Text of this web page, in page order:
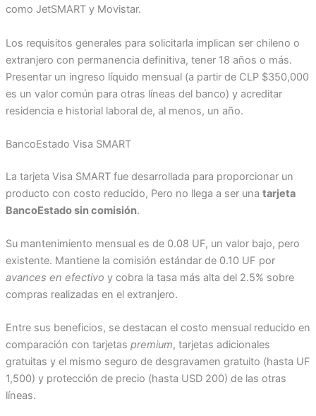
como JetSMART y Movistar.
Los requisitos generales para solicitarla implican ser chileno o
extranjero con permanencia definitiva, tener 18 años o más.
Presentar un ingreso líquido mensual (a partir de CLP $350,000
es un valor común para otras líneas del banco) y acreditar
residencia e historial laboral de, al menos, un año.
BancoEstado Visa SMART
La tarjeta Visa SMART fue desarrollada para proporcionar un
producto con costo reducido, Pero no llega a ser una tarjeta
BancoEstado sin comisión.
Su mantenimiento mensual es de 0.08 UF, un valor bajo, pero
existente. Mantiene la comisión estándar de 0.10 UF por
avances en efectivo y cobra la tasa más alta del 2.5% sobre
compras realizadas en el extranjero.
Entre sus beneficios, se destacan el costo mensual reducido en
comparación con tarjetas premium, tarjetas adicionales
gratuitas y el mismo seguro de desgravamen gratuito (hasta UF
1,500) y protección de precio (hasta USD 200) de las otras
líneas.